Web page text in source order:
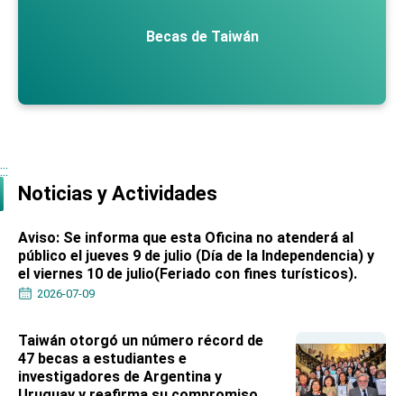
Presidential Inauguration Speech
Major speeches
Important Remarks of the Ministry of Foreign
Affairs
Becas de Taiwán
:::
Noticias y Actividades
Aviso: Se informa que esta Oficina no atenderá al
público el jueves 9 de julio (Día de la Independencia) y
el viernes 10 de julio(Feriado con fines turísticos).
2026-07-09
Taiwán otorgó un número récord de
47 becas a estudiantes e
investigadores de Argentina y